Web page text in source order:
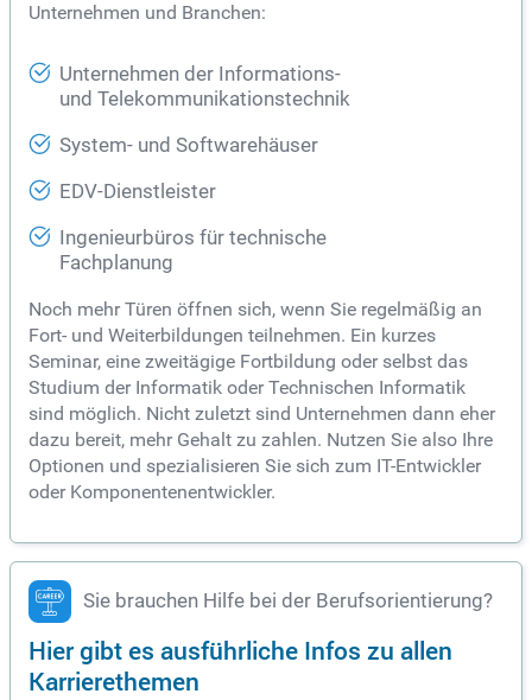
Unternehmen und Branchen:
Unternehmen der Informations-
und Telekommunikationstechnik
System- und Softwarehäuser
EDV-Dienstleister
Ingenieurbüros für technische
Fachplanung
Noch mehr Türen öffnen sich, wenn Sie regelmäßig an
Fort- und Weiterbildungen teilnehmen. Ein kurzes
Seminar, eine zweitägige Fortbildung oder selbst das
Studium der Informatik oder Technischen Informatik
sind möglich. Nicht zuletzt sind Unternehmen dann eher
dazu bereit, mehr Gehalt zu zahlen. Nutzen Sie also Ihre
Optionen und spezialisieren Sie sich zum IT-Entwickler
oder Komponentenentwickler.
Sie brauchen Hilfe bei der Berufsorientierung?
Hier gibt es ausführliche Infos zu allen
Karrierethemen